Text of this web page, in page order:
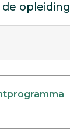
opleiding